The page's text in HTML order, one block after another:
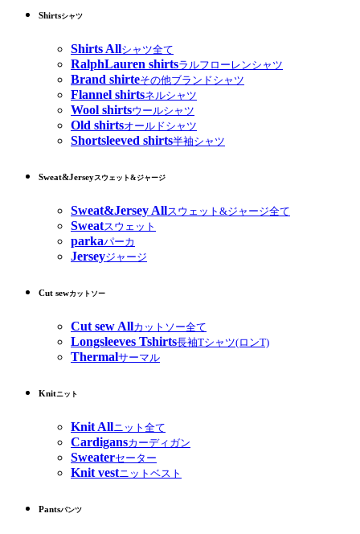
Shirtsシャツ
Shirts Allシャツ全て
RalphLauren shirtsラルフローレンシャツ
Brand shirteその他ブランドシャツ
Flannel shirtsネルシャツ
Wool shirtsウールシャツ
Old shirtsオールドシャツ
Shortsleeved shirts半袖シャツ
Sweat&Jerseyスウェット&ジャージ
Sweat&Jersey Allスウェット&ジャージ全て
Sweatスウェット
parkaパーカ
Jerseyジャージ
Cut sewカットソー
Cut sew Allカットソー全て
Longsleeves Tshirts長袖Tシャツ(ロンT)
Thermalサーマル
Knitニット
Knit Allニット全て
Cardigansカーディガン
Sweaterセーター
Knit vestニットベスト
Pantsパンツ